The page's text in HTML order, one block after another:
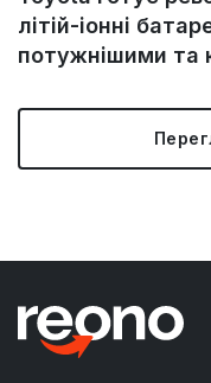
літій-іонні
потужнішими та